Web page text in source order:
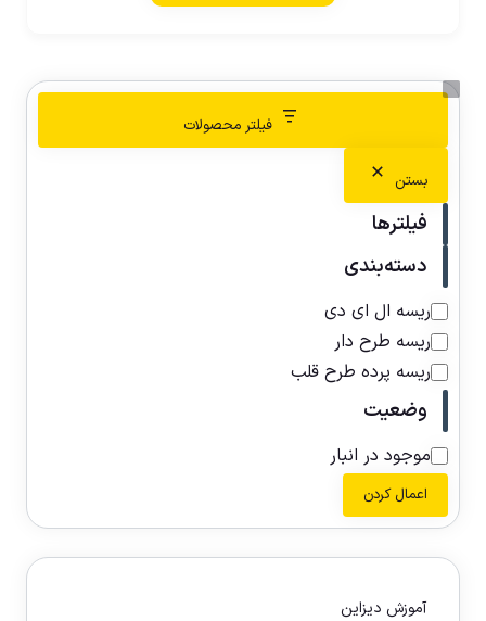
فیلتر محصولات
بستن
فیلترها
دسته‌بندی
ریسه ال ای دی
ریسه طرح دار
ریسه پرده طرح قلب
وضعیت
موجود در انبار
اعمال کردن
آموزش دیزاین